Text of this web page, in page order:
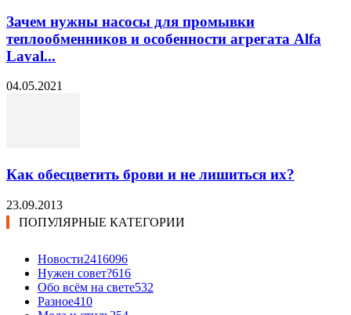
Зачем нужны насосы для промывки
теплообменников и особенности агрегата Alfa
Laval...
04.05.2021
Как обесцветить брови и не лишиться их?
23.09.2013
ПОПУЛЯРНЫЕ КАТЕГОРИИ
Новости2416096
Нужен совет?616
Обо всём на свете532
Разное410